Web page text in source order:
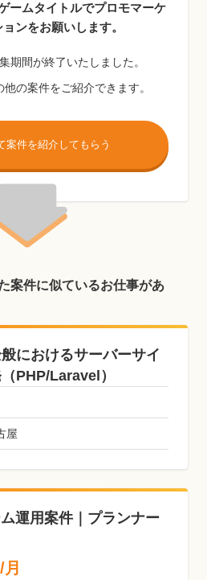
ームタイトルでプロモマーケ
ンをお願いします。
期間が終了いたしました。
の案件をご紹介できます。
案件を紹介してもらう
案件に似ているお仕事があ
におけるサーバーサイ
PHP/Laravel）
屋
運用案件｜プランナー
月